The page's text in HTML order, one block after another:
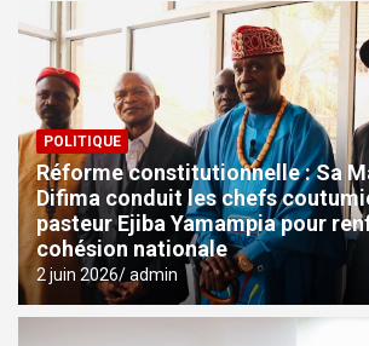
POLITIQUE
Réforme constitutionnelle : Sa
Difima conduit les chefs
pasteur Ejiba Yamampia pour
cohésion nationale
2 juin 2026 admin